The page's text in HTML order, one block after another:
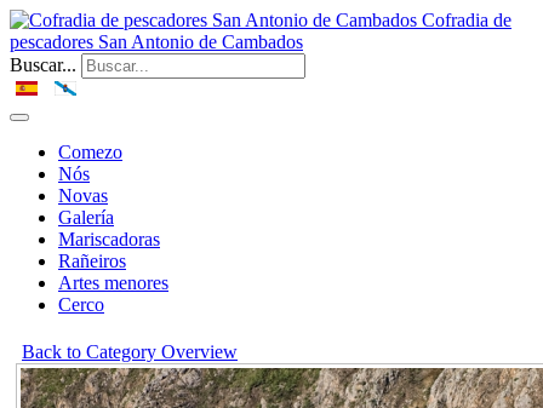
Cofradia de
pescadores San Antonio de Cambados
Buscar...
Comezo
Nós
Novas
Galería
Mariscadoras
Rañeiros
Artes menores
Cerco
Back to Category Overview